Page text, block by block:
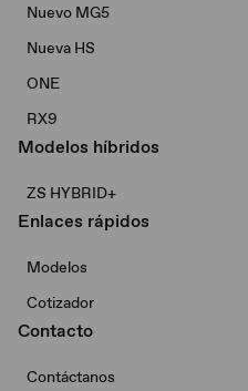
Nuevo MG5
Nueva HS
ONE
RX9
Modelos híbridos
ZS HYBRID+
Enlaces rápidos
Modelos
Cotizador
Contacto
Contáctanos